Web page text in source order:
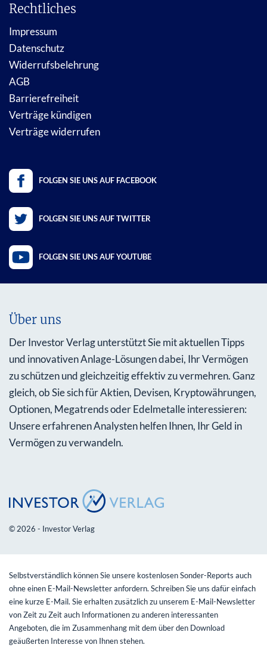
Rechtliches
Impressum
Datenschutz
Widerrufsbelehrung
AGB
Barrierefreiheit
Verträge kündigen
Verträge widerrufen
FOLGEN SIE UNS AUF FACEBOOK
FOLGEN SIE UNS AUF TWITTER
FOLGEN SIE UNS AUF YOUTUBE
Über uns
Der Investor Verlag unterstützt Sie mit aktuellen Tipps
und innovativen Anlage-Lösungen dabei, Ihr Vermögen
zu schützen und gleichzeitig effektiv zu vermehren. Ganz
gleich, ob Sie sich für Aktien, Devisen, Kryptowährungen,
Optionen, Megatrends oder Edelmetalle interessieren:
Unsere erfahrenen Analysten helfen Ihnen, Ihr Geld in
Vermögen zu verwandeln.
© 2026 - Investor Verlag
Selbstverständlich können Sie unsere kostenlosen Sonder-Reports auch
ohne einen E-Mail-Newsletter anfordern. Schreiben Sie uns dafür einfach
eine kurze E-Mail. Sie erhalten zusätzlich zu unserem E-Mail-Newsletter
von Zeit zu Zeit auch Informationen zu anderen interessanten
Angeboten, die im Zusammenhang mit dem über den Download
geäußerten Interesse von Ihnen stehen.